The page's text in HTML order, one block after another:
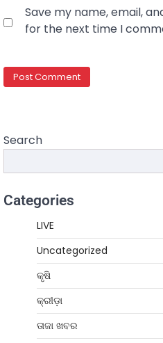
Save my name, email,
for the next time I
Search
Categories
LIVE
Uncategorized
କୃଷି
କ୍ରୀଡ଼ା
ତାଜା ଖବର